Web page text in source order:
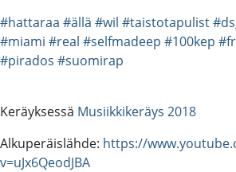
#hattaraa #ällä #wil #taistotapulist
#miami #real #selfmadeep #100kep
#pirados #suomirap
Keräyksessä Musiikkikeräys 2018
Alkuperäislähde: https://
v=uJx6QeodJBA